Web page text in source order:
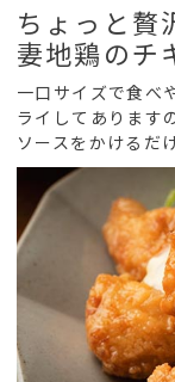
ちょっと贅
妻地鶏のチ
一口サイズで食べ
ライしてあります
ソースをかけるだ